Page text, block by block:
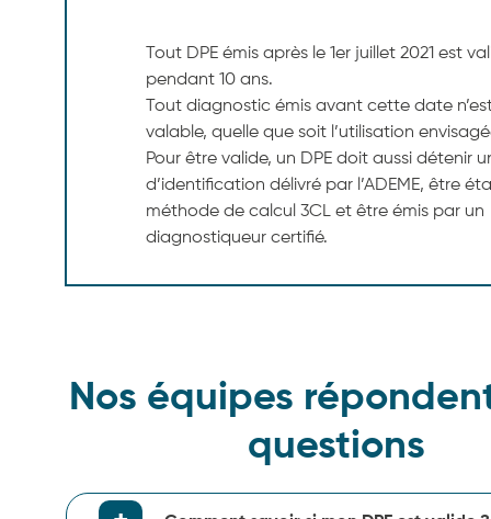
Tout DPE émis après le 1er juillet 2021 est
pendant 10 ans.
Tout diagnostic émis avant cette date
valable, quelle que soit l’utilisation
Pour être valide, un DPE doit aussi détenir
d’identification délivré par l’ADEME, être
méthode de calcul 3CL et être émis par un
diagnostiqueur certifié.
Nos équipes
questions